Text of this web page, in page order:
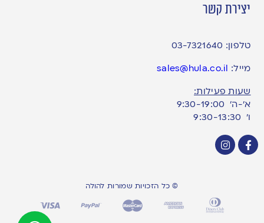
יצירת קשר
טלפון: 03-7321640
מייל: sales@hula.co.il
שעות פעילות:
א’-ה’ 9:30-19:00
ו׳ 9:30-13:30
© כל הזכויות שמורות להולה